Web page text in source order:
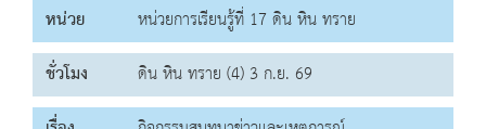
หน่วย
หน่วยการเรียนรู้ที่ 17 ดิน หิน ทราย
ชั่วโมง
ดิน หิน ทราย (4) 3 ก.ย. 69